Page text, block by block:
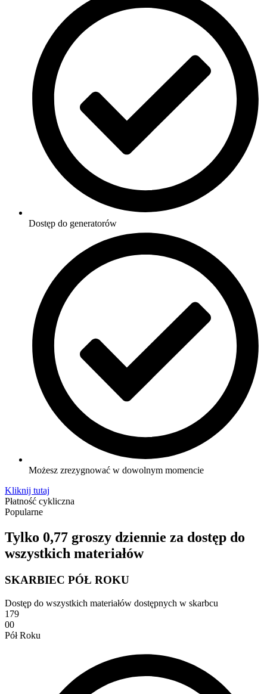
Dostęp do generatorów
Możesz zrezygnować w dowolnym momencie
Kliknij tutaj
Płatność cykliczna
Popularne
Tylko 0,77 groszy dziennie za dostęp do
wszystkich materiałów
SKARBIEC PÓŁ ROKU
Dostęp do wszystkich materiałów dostępnych w skarbcu
179
00
Pół Roku